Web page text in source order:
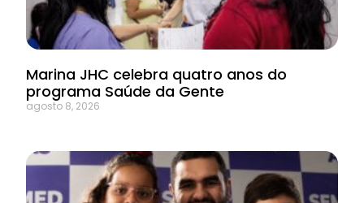
Marina JHC celebra quatro anos do
programa Saúde da Gente
agosto 8, 2026